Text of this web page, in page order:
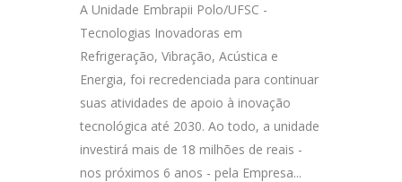
A Unidade Embrapii Polo/UFSC -
Tecnologias Inovadoras em
Refrigeração, Vibração, Acústica e
Energia, foi recredenciada para continuar
suas atividades de apoio à inovação
tecnológica até 2030. Ao todo, a unidade
investirá mais de 18 milhões de reais -
nos próximos 6 anos - pela Empresa...